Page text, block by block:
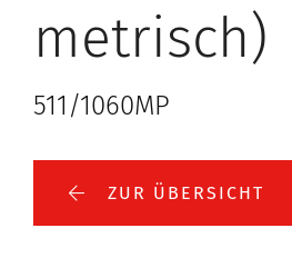
metrisch)
511/1060MP
ZUR ÜBERSICHT